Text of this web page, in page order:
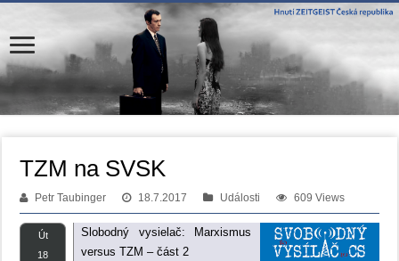
TZM na SVSK
Petr Taubinger 18.7.2017 Události 609 Views
Út
18
Slobodný vysielač: Marxismus
versus TZM – část 2